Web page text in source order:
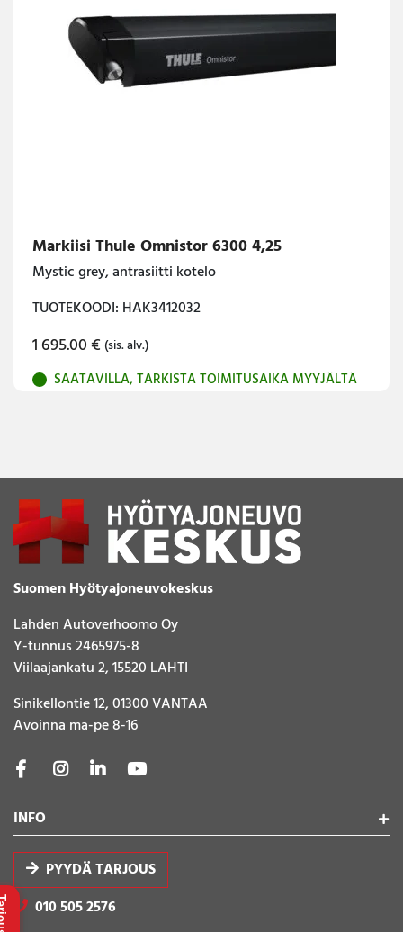
Markiisi Thule Omnistor 6300 4,25
Mystic grey, antrasiitti kotelo
TUOTEKOODI: HAK3412032
1 695.00€ (sis. alv.)
SAATAVILLA, TARKISTA TOIMITUSAIKA MYYJÄLTÄ
Suomen Hyötyajoneuvokeskus
Lahden Autoverhoomo Oy
Y-tunnus 2465975-8
Viilaajankatu 2, 15520 LAHTI
Sinikellontie 12, 01300 VANTAA
Avoinna ma-pe 8-16
INFO
PYYDÄ TARJOUS
010 505 2576